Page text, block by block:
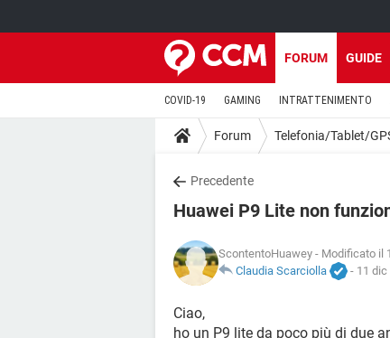
FORUM GUIDE
COVID-19 GAMING INTRATTENIMENTO
Forum Telefonia/Tablet/
Precedente
Huawei P9 Lite non
ScontentoHuawey - Modificato il
Claudia Scarciolla
- 11 dic
Ciao,
ho un P9 lite da poco più di due